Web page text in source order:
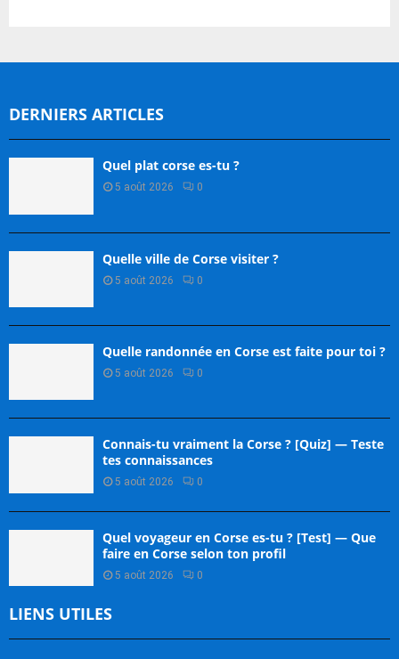
DERNIERS ARTICLES
Quel plat corse es-tu ?
5 août 2026 0
Quelle ville de Corse visiter ?
5 août 2026 0
Quelle randonnée en Corse est faite pour toi ?
5 août 2026 0
Connais-tu vraiment la Corse ? [Quiz] — Teste
tes connaissances
5 août 2026 0
Quel voyageur en Corse es-tu ? [Test] — Que
faire en Corse selon ton profil
5 août 2026 0
LIENS UTILES